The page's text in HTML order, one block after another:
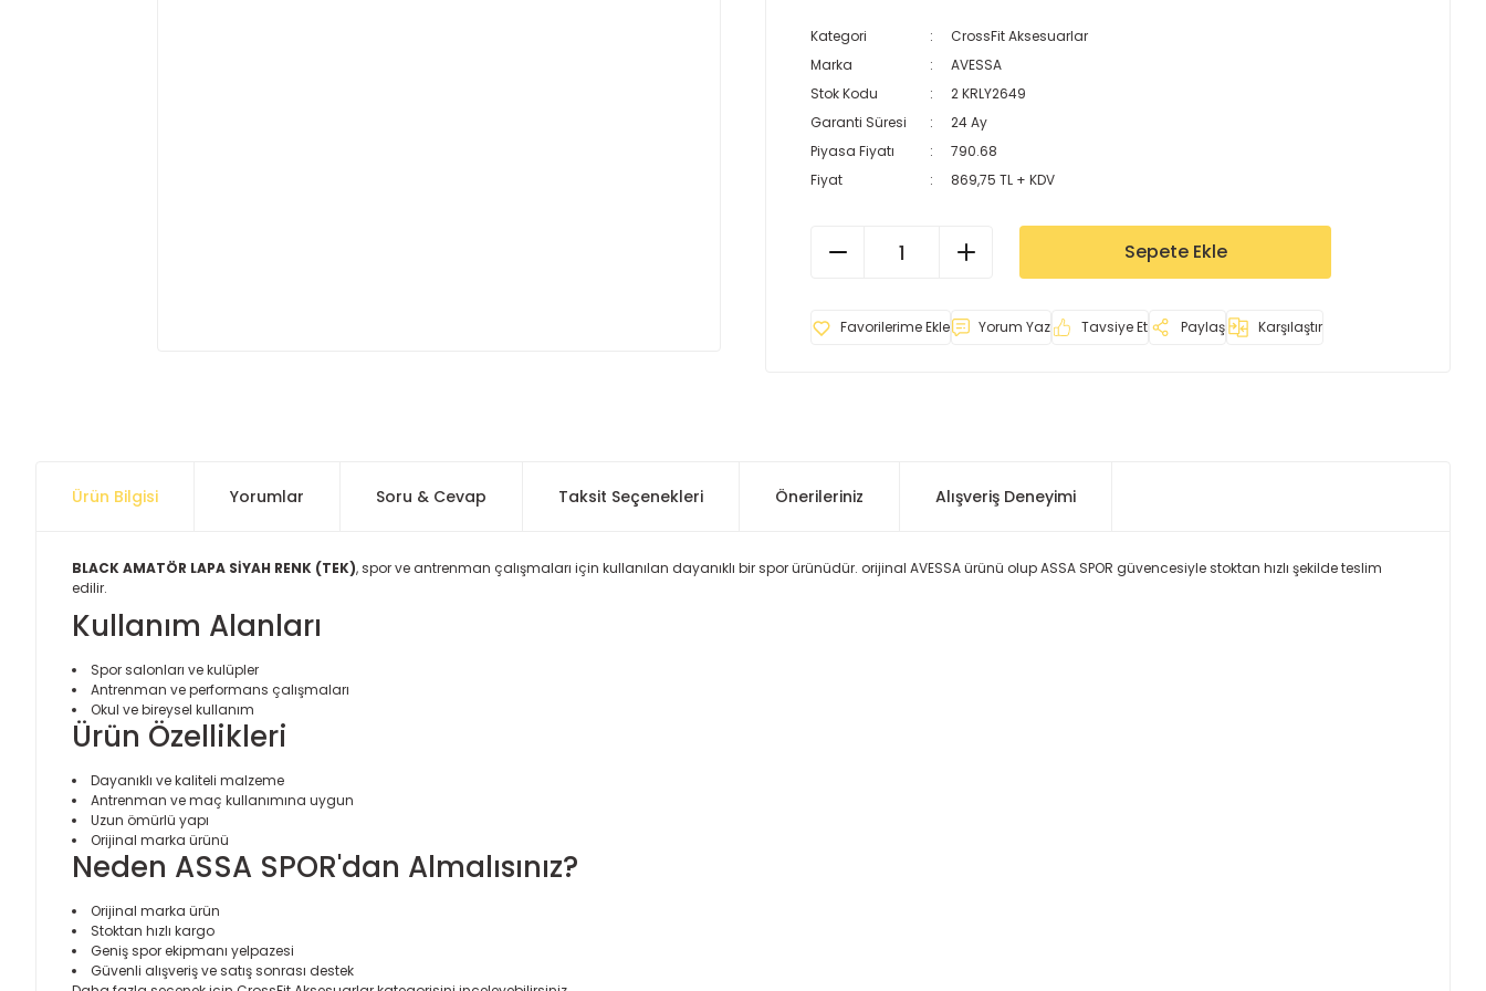
Kategori
CrossFit Aksesuarlar
Marka
AVESSA
Stok Kodu
2 KRLY2649
Garanti Süresi
24 Ay
Piyasa Fiyatı
790.68
Fiyat
869,75 TL + KDV
Sepete Ekle
Yorum Yaz Tavsiye Et Paylaş Karşılaştır
Ürün Bilgisi Yorumlar Soru & Cevap Taksit Seçenekleri Önerileriniz Alışveriş Deneyimi
BLACK AMATÖR LAPA SİYAH RENK (TEK), spor ve antrenman çalışmaları için kullanılan dayanıklı bir spor ürünüdür. orijinal AVESSA ürünü olup ASSA SPOR güvencesiyle stoktan hızlı şekilde teslim
edilir.
Kullanım Alanları
Spor salonları ve kulüpler
Antrenman ve performans çalışmaları
Okul ve bireysel kullanım
Ürün Özellikleri
Dayanıklı ve kaliteli malzeme
Antrenman ve maç kullanımına uygun
Uzun ömürlü yapı
Orijinal marka ürünü
Neden ASSA SPOR'dan Almalısınız?
Orijinal marka ürün
Stoktan hızlı kargo
Geniş spor ekipmanı yelpazesi
Güvenli alışveriş ve satış sonrası destek